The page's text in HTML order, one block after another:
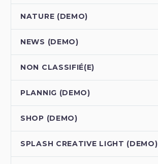
NATURE (DEMO)
NEWS (DEMO)
NON CLASSIFIÉ(E)
PLANNIG (DEMO)
SHOP (DEMO)
SPLASH CREATIVE LIGHT (DEMO)